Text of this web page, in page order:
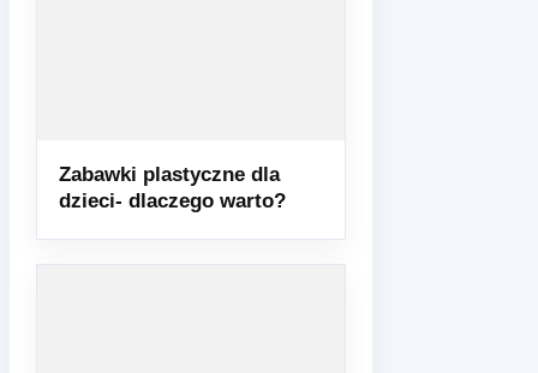
Zabawki plastyczne dla
dzieci- dlaczego warto?